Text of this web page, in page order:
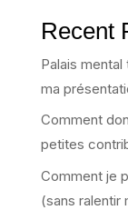
Recent
Palais
ma
Comment
petites
Comment je
(sans ralentir